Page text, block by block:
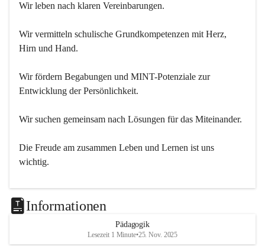
Wir leben nach klaren Vereinbarungen.
Wir vermitteln schulische Grundkompetenzen mit Herz,
Hirn und Hand.
Wir fördern Begabungen und MINT-Potenziale zur
Entwicklung der Persönlichkeit.
Wir suchen gemeinsam nach Lösungen für das Miteinander.
Die Freude am zusammen Leben und Lernen ist uns
wichtig.
Informationen
Pädagogik
Lesezeit 1 Minute•25. Nov. 2025